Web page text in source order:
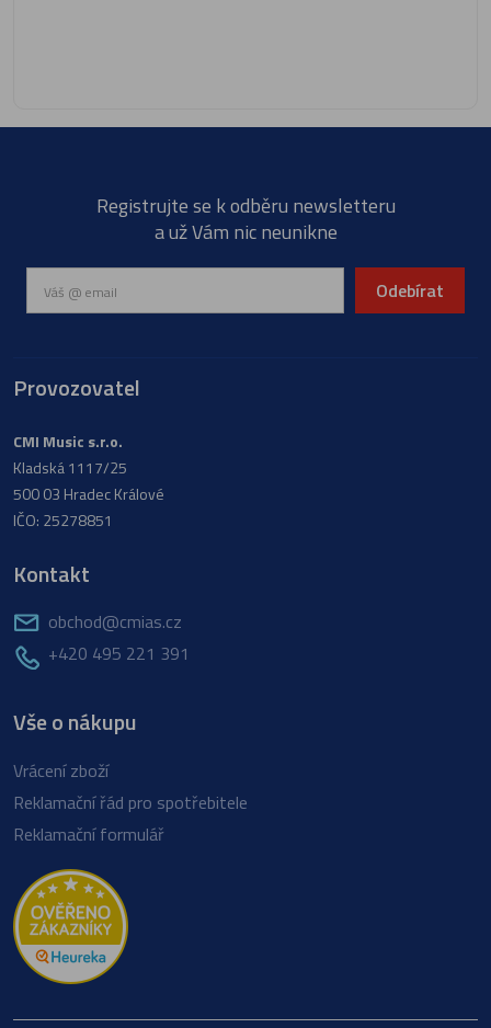
Registrujte se k odběru newsletteru
a už Vám nic neunikne
Odebírat
Provozovatel
CMI Music s.r.o.
Kladská 1117/25
500 03 Hradec Králové
IČO: 25278851
Kontakt
obchod@cmias.cz
+420 495 221 391
Vše o nákupu
Vrácení zboží
Reklamační řád pro spotřebitele
Reklamační formulář